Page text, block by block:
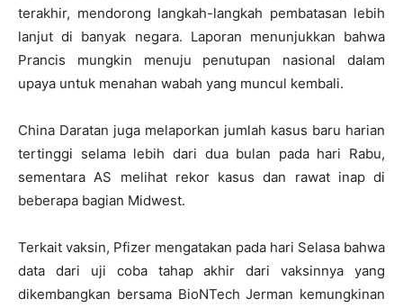
terakhir, mendorong langkah-langkah pembatasan lebih
lanjut di banyak negara. Laporan menunjukkan bahwa
Prancis mungkin menuju penutupan nasional dalam
upaya untuk menahan wabah yang muncul kembali.
China Daratan juga melaporkan jumlah kasus baru harian
tertinggi selama lebih dari dua bulan pada hari Rabu,
sementara AS melihat rekor kasus dan rawat inap di
beberapa bagian Midwest.
Terkait vaksin, Pfizer mengatakan pada hari Selasa bahwa
data dari uji coba tahap akhir dari vaksinnya yang
dikembangkan bersama BioNTech Jerman kemungkinan